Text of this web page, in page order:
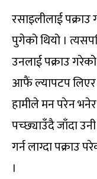
रसाइलीलाई पक्राउ
पुगेको थियो ।
उनलाई पक्राउ
आफैं ल्यापटप लिएर
हामीले मन परेन
पच्छ्याउँदै जाँदा
गर्न लाग्दा
।